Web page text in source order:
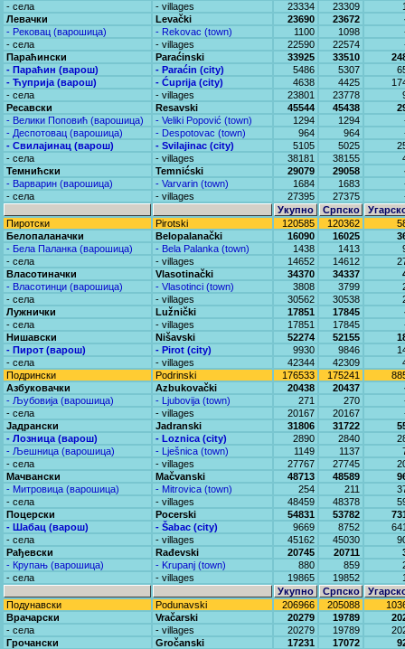
- села
- villages 23334 23309
Левачки
Levački 23690 23672
- Рековац (варошица)
- Rekovac (town) 1100 1098
- села
- villages 22590 22574
Параћински
Paraćinski 33925 33510
- Параћин (варош)
- Paraćin (city) 5486 5307
- Ћуприја (варош)
- Ćuprija (city) 4638 4425
- села
- villages 23801 23778
Ресавски
Resavski 45544 45438
- Велики Поповић (варошица)
- Veliki Popović (town) 1294 1294
- Деспотовац (варошица)
- Despotovac (town) 964 964
- Свилајинац (варош)
- Svilajinac (city) 5105 5025
- села
- villages 38181 38155
Темнићски
Temnićski 29079 29058
- Варварин (варошица)
- Varvarin (town) 1684 1683
- села
- villages 27395 27375
Укупно
Српско
Пиротски
Pirotski 120585 120362
Белопаланачки
Belopalanački 16090 16025
- Бела Паланка (варошица)
- Bela Palanka (town) 1438 1413
- села
- villages 14652 14612
Власотиначки
Vlasotinački 34370 34337
- Власотинци (варошица)
- Vlasotinci (town) 3808 3799
- села
- villages 30562 30538
Лужнички
Lužnički 17851 17845
- села
- villages 17851 17845
Нишавски
Nišavski 52274 52155
- Пирот (варош)
- Pirot (city) 9930 9846
- села
- villages 42344 42309
Подрински
Podrinski 176533 175241
Азбуковачки
Azbukovački 20438 20437
- Љубовија (варошица)
- Ljubovija (town) 271 270
- села
- villages 20167 20167
Јадрански
Jadranski 31806 31722
- Лозница (варош)
- Loznica (city) 2890 2840
- Љешница (варошица)
- Lješnica (town) 1149 1137
- села
- villages 27767 27745
Мачвански
Mačvanski 48713 48589
- Митровица (варошица)
- Mitrovica (town) 254 211
- села
- villages 48459 48378
Поцерски
Pocerski 54831 53782
- Шабац (варош)
- Šabac (city) 9669 8752
- села
- villages 45162 45030
Рађевски
Rađevski 20745 20711
- Крупањ (варошица)
- Krupanj (town) 880 859
- села
- villages 19865 19852
Укупно
Српско
Подунавски
Podunavski 206966 205088
Врачарски
Vračarski 20279 19789
- села
- villages 20279 19789
Грочански
Gročanski 17231 17072